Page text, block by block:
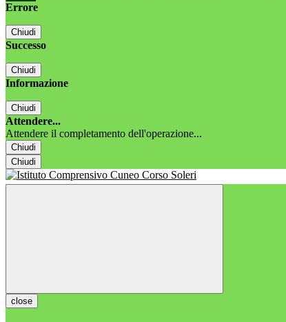
Errore
Chiudi
Successo
Chiudi
Informazione
Chiudi
Attendere...
Attendere il completamento dell'operazione...
Chiudi
Chiudi
close